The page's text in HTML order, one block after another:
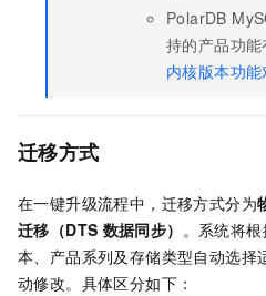
PolarDB
持的产品功
内核版本功能
迁移方式
在一键升级流程中，迁移方式分为
迁移（DTS 数据同步） 。系统将
本、产品系列及存储类型自动选择
动修改。具体区分如下：